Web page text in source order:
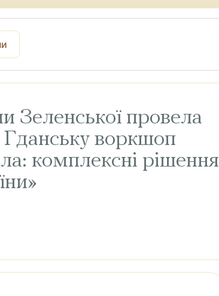
Зеленської провела
воркшоп
комплексні рішення